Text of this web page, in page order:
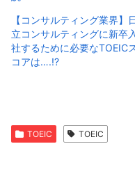
【コンサルティング業界】
立コンサルティングに新卒入
社するために必要なTOEIC
コアは….!?
TOEIC TOEIC